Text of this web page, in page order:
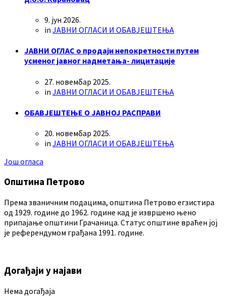
9. јун 2026.
in ЈАВНИ ОГЛАСИ И ОБАВЈЕШТЕЊА
ЈАВНИ ОГЛАС о продаји непокретности путем
усменог јавног надметања- лицитације
27. новембар 2025.
in ЈАВНИ ОГЛАСИ И ОБАВЈЕШТЕЊА
ОБАВЈЕШТЕЊЕ О ЈАВНОЈ РАСПРАВИ
20. новембар 2025.
in ЈАВНИ ОГЛАСИ И ОБАВЈЕШТЕЊА
Још огласа
Општина Петрово
Према званичним подацима, општина Петрово егзистира
од 1929. године до 1962. године кад је извршено њено
припајање општини Грачаница. Статус општине враћен јој
је референдумом грађана 1991. године.
Догађаји у најави
Нема догађаја